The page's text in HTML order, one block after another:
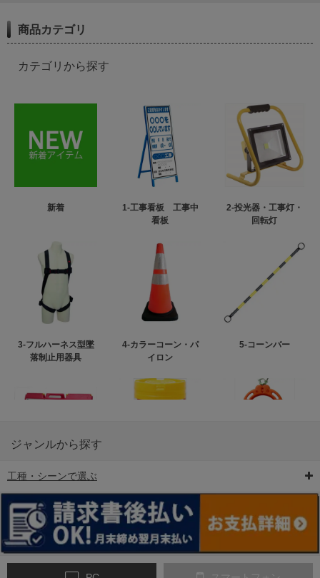
商品カテゴリ
カテゴリから探す
新着
1-工事看板 工事中
看板
2-投光器・工事灯・
回転灯
3-フルハーネス型墜
落制止用器具
4-カラーコーン・パ
イロン
5-コーンバー
6-矢印板/LED矢印板
ンス
ジャンルから探す
工種・シーンで選ぶ